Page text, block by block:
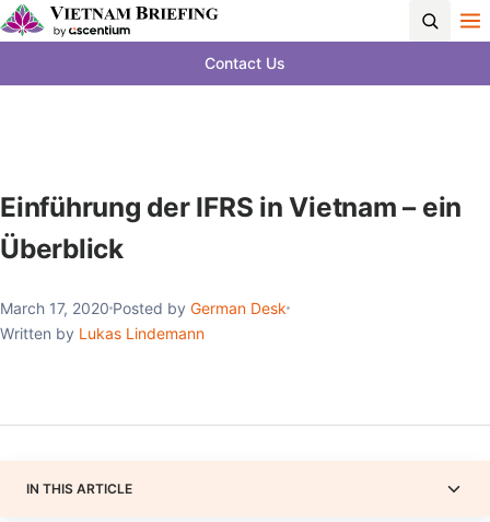
Contact Us
Einführung der IFRS in Vietnam – ein
Überblick
March 17, 2020 Posted by German Desk
Written by Lukas Lindemann
IN THIS ARTICLE